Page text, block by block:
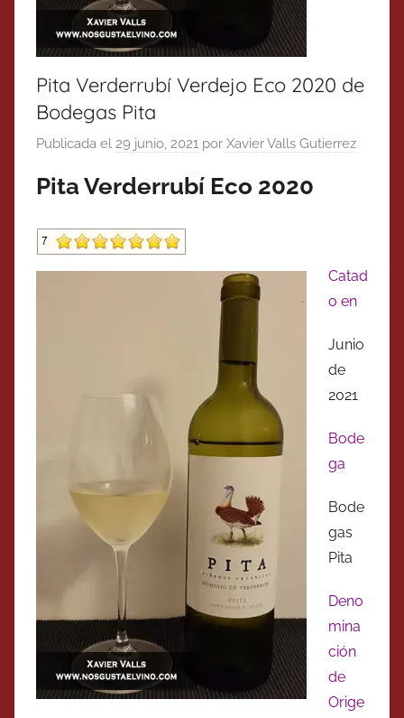
Pita Verderrubí Verdejo Eco 2020 de
Bodegas Pita
Publicada el 29 junio, 2021 por Xavier Valls Gutierrez
Pita Verderrubí Eco 2020
Catad
o en
Junio
de
2021
Bode
ga
Bode
gas
Pita
Deno
mina
ción
de
Orige